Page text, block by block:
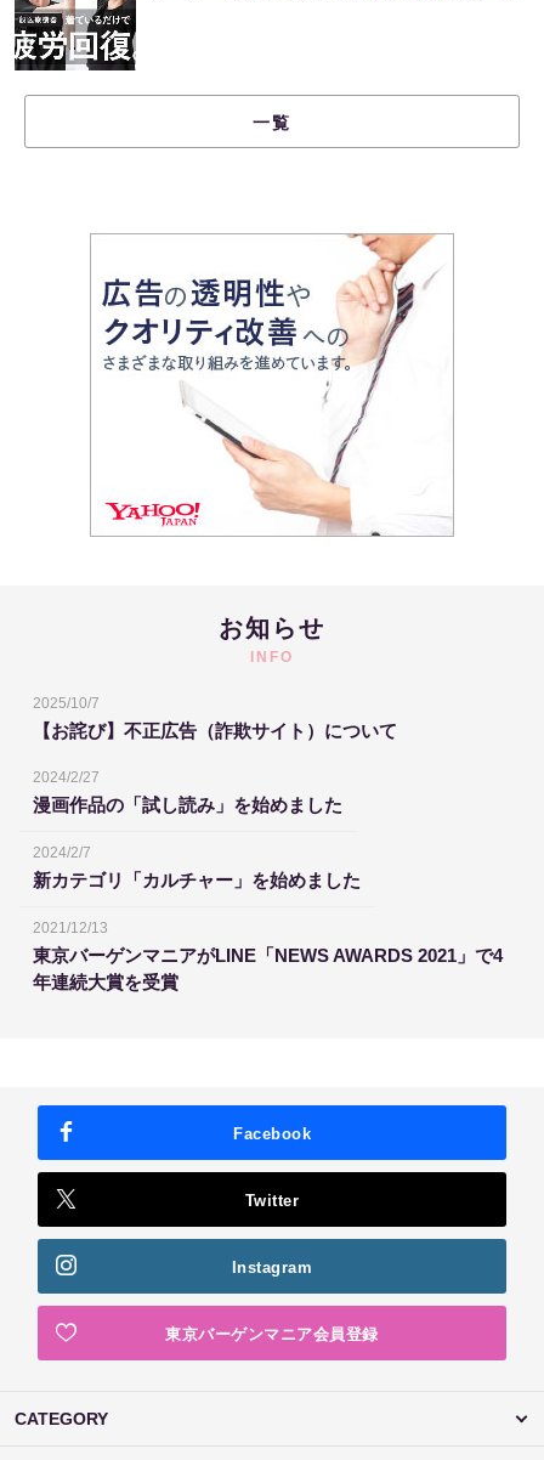
一覧
お知らせ
INFO
2025/10/7
【お詫び】不正広告（詐欺サイト）について
2024/2/27
漫画作品の「試し読み」を始めました
2024/2/7
新カテゴリ「カルチャー」を始めました
2021/12/13
東京バーゲンマニアがLINE「NEWS AWARDS 2021」で4
年連続大賞を受賞
Facebook
Twitter
Instagram
東京バーゲンマニア会員登録
CATEGORY